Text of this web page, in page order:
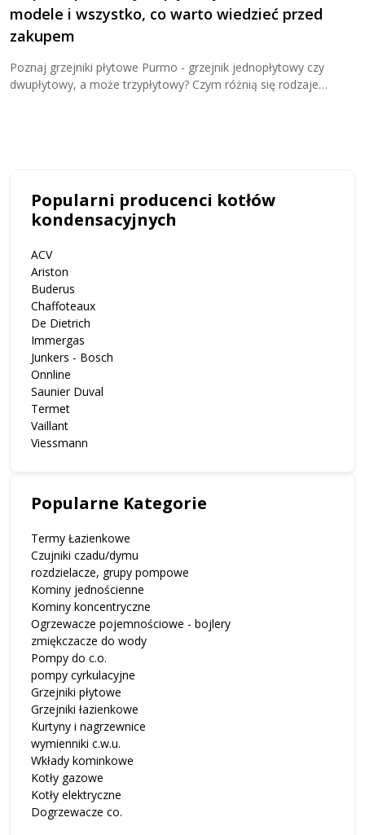
modele i wszystko, co warto wiedzieć przed
zakupem
Poznaj grzejniki płytowe Purmo - grzejnik jednopłytowy czy
dwupłytowy, a może trzypłytowy? Czym różnią się rodzaje
Popularni producenci kotłów
kondensacyjnych
ACV
Ariston
Buderus
Chaffoteaux
De Dietrich
Immergas
Junkers - Bosch
Onnline
Saunier Duval
Termet
Vaillant
Viessmann
Popularne Kategorie
Termy Łazienkowe
Czujniki czadu/dymu
rozdzielacze, grupy pompowe
Kominy jednościenne
Kominy koncentryczne
Ogrzewacze pojemnościowe - bojlery
zmiękczacze do wody
Pompy do c.o.
pompy cyrkulacyjne
Grzejniki płytowe
Grzejniki łazienkowe
Kurtyny i nagrzewnice
wymienniki c.w.u.
Wkłady kominkowe
Kotły gazowe
Kotły elektryczne
Dogrzewacze co.